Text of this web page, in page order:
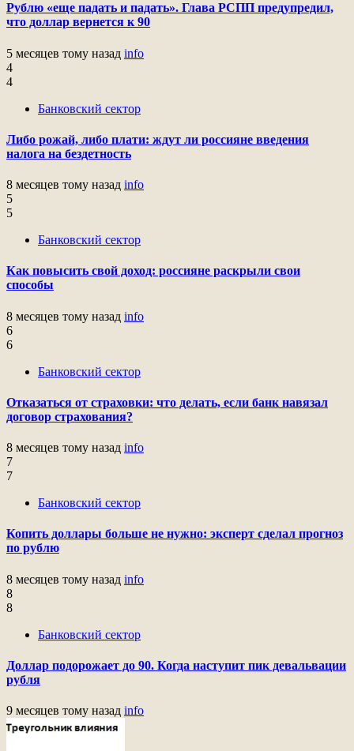
Рублю «еще падать и падать». Глава РСПП предупредил,
что доллар вернется к 90
5 месяцев тому назад info
4
4
Банковский сектор
Либо рожай, либо плати: ждут ли россияне введения
налога на бездетность
8 месяцев тому назад info
5
5
Банковский сектор
Как повысить свой доход: россияне раскрыли свои
способы
8 месяцев тому назад info
6
6
Банковский сектор
Отказаться от страховки: что делать, если банк навязал
договор страхования?
8 месяцев тому назад info
7
7
Банковский сектор
Копить доллары больше не нужно: эксперт сделал прогноз
по рублю
8 месяцев тому назад info
8
8
Банковский сектор
Доллар подорожает до 90. Когда наступит пик девальвации
рубля
9 месяцев тому назад info